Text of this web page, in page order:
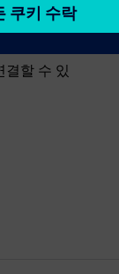
치가 명확
결할 수 있